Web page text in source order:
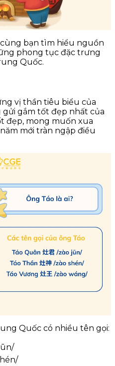
cùng bạn tìm hiểu nguồn
phong tục đặc trưng
Quốc.
vị thần tiêu biểu của
gắm tốt đẹp nhất của
đẹp, mong muốn xua
mới tràn ngập điều
Quốc có nhiều tên gọi: